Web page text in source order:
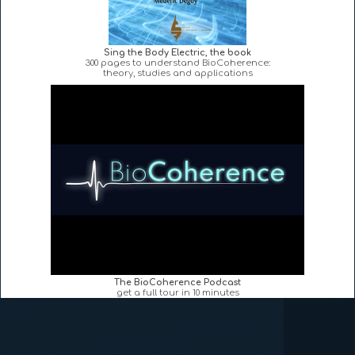
Sing the Body Electric, the book
300 pages to understand BioCoherence:
theory, studies and applications
The BioCoherence Podcast
get a full tour in 10 minutes